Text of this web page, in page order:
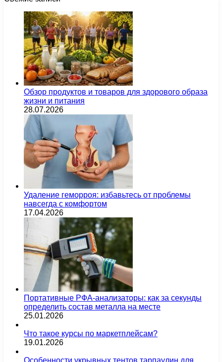
Обзор продуктов и товаров для здорового образа
жизни и питания
28.07.2026
Удаление геморроя: избавьтесь от проблемы
навсегда с комфортом
17.04.2026
Портативные РФА-анализаторы: как за секунды
определить состав металла на месте
25.01.2026
Что такое курсы по маркетплейсам?
19.01.2026
Особенности укрывных тентов тарпаулин для